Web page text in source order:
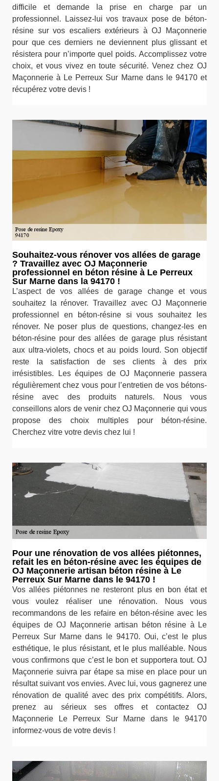
difficile et demande la prise en charge par un
professionnel. Laissez-lui vos travaux pose de béton-
résine sur vos escaliers extérieurs à OJ Maçonnerie
pour que ces derniers ne deviennent plus glissant et
résistera pour n’importe quel poids. Accomplissez votre
choix, et vous vivez en toute sécurité. Venez chez OJ
Maçonnerie à Le Perreux Sur Marne dans le 94170 et
récupérez votre devis !
Souhaitez-vous rénover vos allées de garage
? Travaillez avec OJ Maçonnerie
professionnel en béton résine à Le Perreux
Sur Marne dans la 94170 !
L’aspect de vos allées de garage change et vous
souhaitez la rénover. Travaillez avec OJ Maçonnerie
professionnel en béton-résine si vous souhaitez les
rénover. Ne poser plus de questions, changez-les en
béton-résine pour des allées de garage plus résistant
aux ultra-violets, chocs et au poids lourd. Son objectif
reste la satisfaction de ses clients à des prix
irrésistibles. Les équipes de OJ Maçonnerie passera
régulièrement chez vous pour l’entretien de vos bétons-
résine avec des produits naturels. Nous vous
conseillons alors de venir chez OJ Maçonnerie qui vous
propose des choix multiples pour béton-résine.
Cherchez vitre votre devis chez lui !
Pour une rénovation de vos allées piétonnes,
refait les en béton-résine avec les équipes de
OJ Maçonnerie artisan béton résine à Le
Perreux Sur Marne dans le 94170 !
Vos allées piétonnes ne resteront plus en bon état et
vous voulez réaliser une rénovation. Nous vous
recommandons de les refaire en béton-résine avec les
équipes de OJ Maçonnerie artisan béton résine à Le
Perreux Sur Marne dans le 94170. Oui, c’est le plus
esthétique, le plus résistant, et le plus malléable. Nous
vous confirmons que c’est le bon et supportera tout. OJ
Maçonnerie suivra par étape sa mise en place pour un
résultat suivant vos envies. Avec lui, vous gagnerez une
rénovation de qualité avec des prix compétitifs. Alors,
prenez au sérieux ses offres et contactez OJ
Maçonnerie Le Perreux Sur Marne dans le 94170
informez-vous de votre devis !